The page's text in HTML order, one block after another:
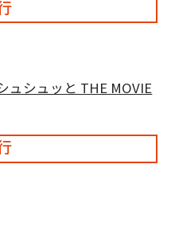
ュシュッと THE MOVIE